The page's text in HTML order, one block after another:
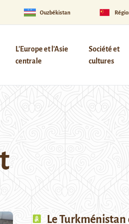
Ouzbékistan
L'Europe et l'Asie
centrale
Société et
cultures
Le